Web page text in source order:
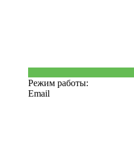
Режим работы:
Email